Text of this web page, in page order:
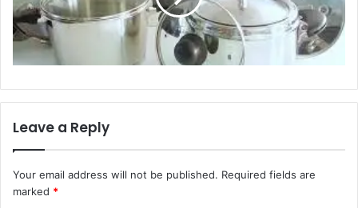
Leave a Reply
Your email address will not be published. Required fields are
marked *